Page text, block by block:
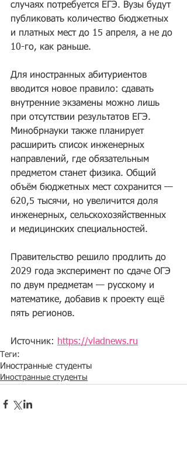
случаях потребуется ЕГЭ. Вузы будут
публиковать количество бюджетных
и платных мест до 15 апреля, а не до
10-го, как раньше.
Для иностранных абитуриентов
вводится новое правило: сдавать
внутренние экзамены можно лишь
при отсутствии результатов ЕГЭ.
Минобрнауки также планирует
расширить список инженерных
направлений, где обязательным
предметом станет физика. Общий
объём бюджетных мест сохранится —
620,5 тысячи, но увеличится доля
инженерных, сельскохозяйственных
и медицинских специальностей.
Правительство решило продлить до
2029 года эксперимент по сдаче ОГЭ
по двум предметам — русскому и
математике, добавив к проекту ещё
пять регионов.
Источник: https://vladnews.ru
Теги:
Иностранные студенты
Иностранные студенты